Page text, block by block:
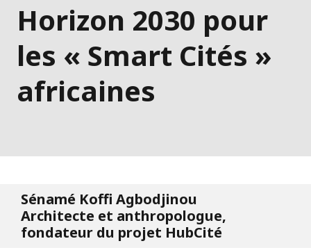
Horizon 2030 pour
les « Smart Cités »
africaines
Sénamé Koffi Agbodjinou
Architecte et anthropologue,
fondateur du projet HubCité